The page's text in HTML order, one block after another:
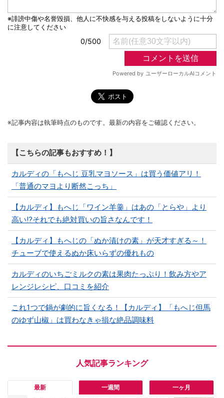
※記事内容は執筆時点のものです。最新の内容をご確認ください。
【こちらの記事もおすすめ！】
カルディの「もへじ 豆乳マヨソース」は買う価値アリ！
「普通のマヨより断然こっち」
【カルディ】もへじ「ワイン羊羹」はあの「とらや」より
高い!?それでも絶対買いの旨さなんです！
【カルディ】もへじの「ぬか漬けの素」が天才すぎる～！
チューブで使えるぬか床いらずの優れもの
カルディのいちごミルクの素は果肉たっぷり！飲み方やア
レンジレシピ、口コミを紹介
これ1つで鍋が劇的に旨くなる！【カルディ】「もへじ但馬
のゆず山椒」は買わなきゃ損な絶品調味料
最新 一週間 一ヶ月